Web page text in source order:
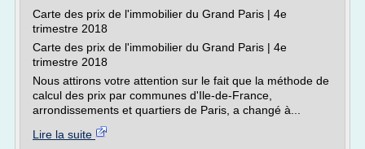
Carte des prix de l'immobilier du Grand Paris | 4e
trimestre 2018
Carte des prix de l'immobilier du Grand Paris | 4e
trimestre 2018
Nous attirons votre attention sur le fait que la méthode de
calcul des prix par communes d'Ile-de-France,
arrondissements et quartiers de Paris, a changé à...
Lire la suite